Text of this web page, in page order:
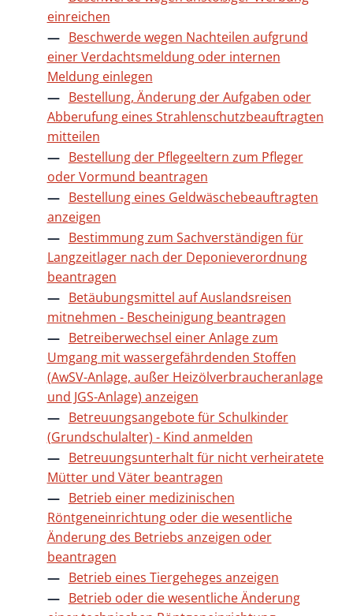
einreichen
Beschwerde wegen Nachteilen aufgrund
einer Verdachtsmeldung oder internen
Meldung einlegen
Bestellung, Änderung der Aufgaben oder
Abberufung eines Strahlenschutzbeauftragten
mitteilen
Bestellung der Pflegeeltern zum Pfleger
oder Vormund beantragen
Bestellung eines Geldwäschebeauftragten
anzeigen
Bestimmung zum Sachverständigen für
Langzeitlager nach der Deponieverordnung
beantragen
Betäubungsmittel auf Auslandsreisen
mitnehmen - Bescheinigung beantragen
Betreiberwechsel einer Anlage zum
Umgang mit wassergefährdenden Stoffen
(AwSV-Anlage, außer Heizölverbraucheranlage
und JGS-Anlage) anzeigen
Betreuungsangebote für Schulkinder
(Grundschulalter) - Kind anmelden
Betreuungsunterhalt für nicht verheiratete
Mütter und Väter beantragen
Betrieb einer medizinischen
Röntgeneinrichtung oder die wesentliche
Änderung des Betriebs anzeigen oder
beantragen
Betrieb eines Tiergeheges anzeigen
Betrieb oder die wesentliche Änderung